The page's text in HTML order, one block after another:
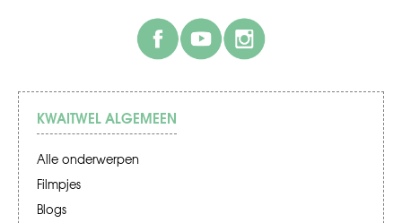
facebook
KWAITWEL ALGEMEEN
Alle onderwerpen
Filmpjes
Blogs